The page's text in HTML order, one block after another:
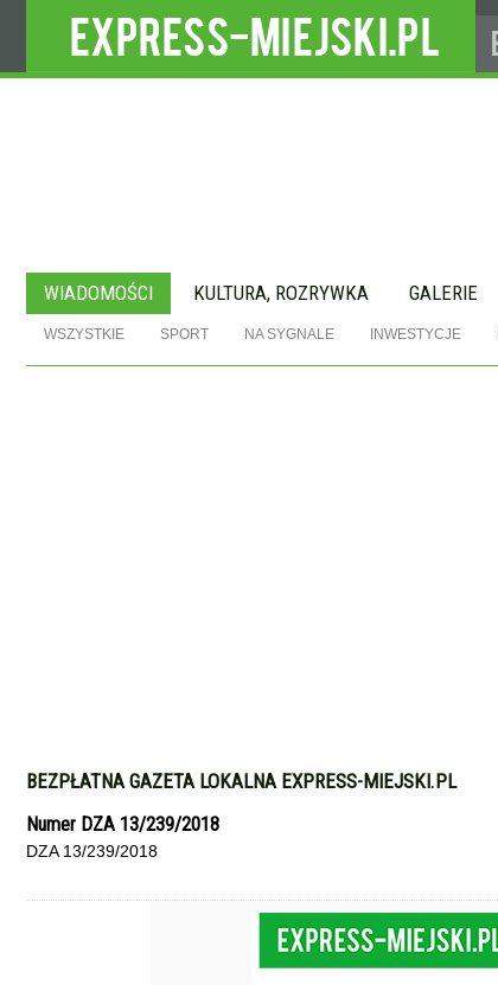
WIADOMOŚCI KULTURA, ROZRYWKA GALERIE
WSZYSTKIE SPORT NA SYGNALE INWESTYCJE
BEZPŁATNA GAZETA LOKALNA EXPRESS-MIEJSKI.PL
Numer DZA 13/239/2018
DZA 13/239/2018